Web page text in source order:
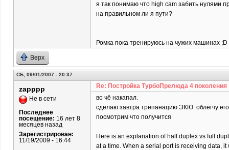
я так понимаю что high cam забить нулями
на правильном ли я пути?
Ромка пока тренируюсь на чужих машинах
Верх
СБ, 09/01/2007 - 20:37
zapppp
Не в сети
Последнее
посещение: 16 лет 8
месяцев назад
Зарегистрирован:
11/19/2009 - 16:44
Re: Постройка ТурбоПрелюда 4 поколения
во чё накапал.
сделаю завтра трепанацию ЭКЮ. облегчу
посмотрим что получится
Here is an explanation of half duplex vs full
at a time. When a serial port is receiving data,